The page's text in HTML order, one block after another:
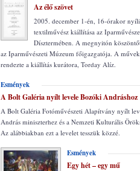
Az élő szövet
2005. december 1-én, 16-órakor
textilművész kiállítása az
Dísztermében. A megnyitón
az Iparművészeti Múzeum főigazgatója. A
rendezte a kiállítás kurátora, Torday Alíz.
Esmények
A Bolt Galéria nyílt levele Bozóki Andráshoz
A Bolt Galéria Fotóművészeti Alapítvány nyílt
András miniszterhez és a Nemzeti Kulturális
Az alábbiakban ezt a levelet tesszük közzé.
Esmények
Egy hét – egy mű